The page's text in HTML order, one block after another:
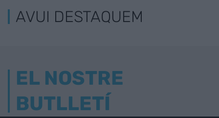
AVUI DESTAQUEM
EL NOSTRE
BUTLLETÍ